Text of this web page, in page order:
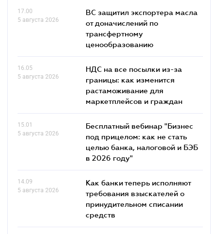
17.00
5 августа 2026
ВС защитил экспортера масла
от доначислений по
трансфертному
ценообразованию
16.05
5 августа 2026
НДС на все посылки из-за
границы: как изменится
растаможивание для
маркетплейсов и граждан
15.01
5 августа 2026
Бесплатный вебинар "Бизнес
под прицелом: как не стать
целью банка, налоговой и БЭБ
в 2026 году"
14.09
5 августа 2026
Как банки теперь исполняют
требования взыскателей о
принудительном списании
средств